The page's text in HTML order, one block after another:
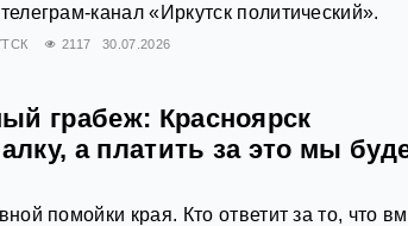
«Иркутск политический».
2117 30.07.2026
грабеж: Красноярск
а платить за это мы
помойки края. Кто ответит за то, что